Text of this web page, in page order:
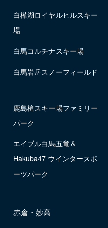
白樺湖ロイヤルヒルスキー
場
白馬コルチナスキー場
白馬岩岳スノーフィールド
鹿島槍スキー場ファミリー
パーク
エイブル白馬五竜＆
Hakuba47 ウインタースポ
ーツパーク
赤倉・妙高